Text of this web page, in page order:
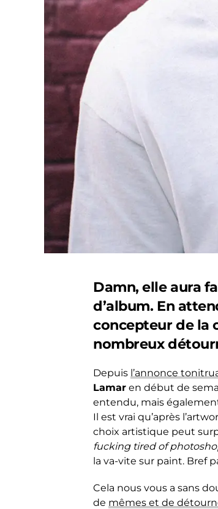
Damn, elle aura
d’album. En
concepteur de la
nombreux
Depuis l’annonce
Lamar en début de
entendu, mais
Il est vrai qu’après
choix artistique peut
fucking tired of
la va-vite sur paint. Bref
Cela nous vous a sans
de mêmes et de